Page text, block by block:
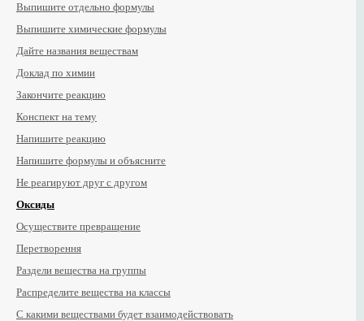
Выпишите отдельно формулы
Выпишите химические формулы
Дайте названия веществам
Доклад по химии
Закончите реакцию
Конспект на тему
Напишите реакцию
Напишите формулы и объясните
Не реагируют друг с другом
Оксиды
Осуществите превращение
Перетворення
Раздели вещества на группы
Распределите вещества на классы
С какими веществами будет взаимодействовать